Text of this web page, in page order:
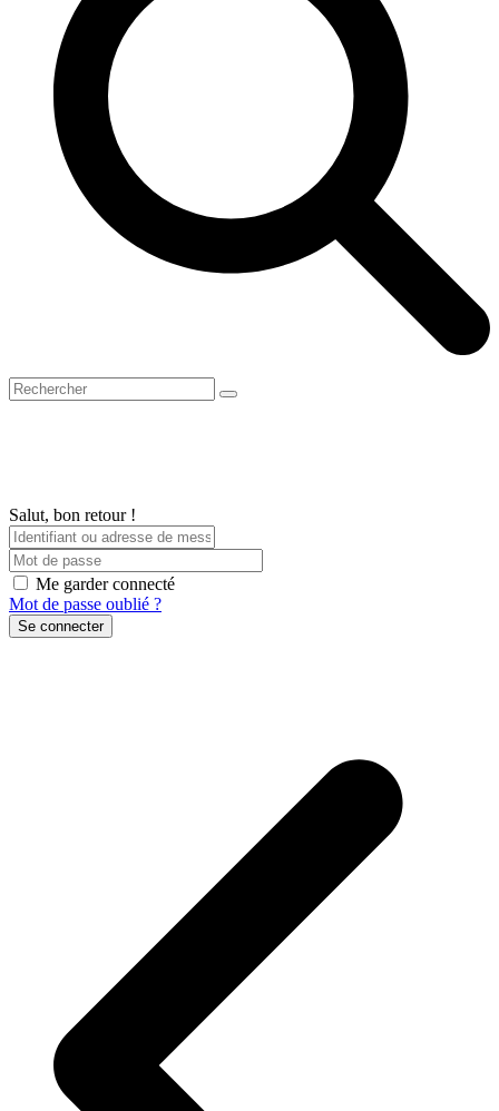
Open
mobile
Close
mobile
Panier
Search
Salut, bon retour !
Me garder connecté
Mot de passe oublié ?
Se connecter